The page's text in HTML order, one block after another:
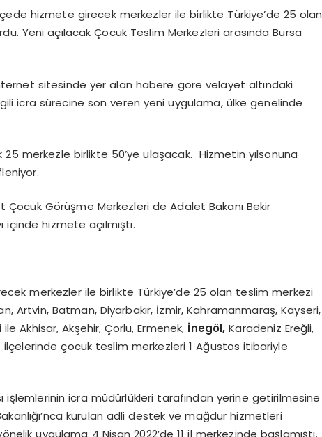
hizmete girecek merkezler ile birlikte Türkiye’de 25 olan
Yeni açılacak Çocuk Teslim Merkezleri arasında Bursa
sitesinde yer alan habere göre velayet altındaki
icra sürecine son veren yeni uygulama, ülke genelinde
25 merkezle birlikte 50’ye ulaşacak. Hizmetin yılsonuna
Görüşme Merkezleri de Adalet Bakanı Bekir
içinde hizmete açılmıştı.
merkezler ile birlikte Türkiye’de 25 olan teslim merkezi
Artvin, Batman, Diyarbakır, İzmir, Kahramanmaraş, Kayseri,
Akhisar, Akşehir, Çorlu, Ermenek, İnegöl,Karadeniz Ereğli,
ilçelerinde çocuk teslim merkezleri 1 Ağustos itibariyle
işlemlerinin icra müdürlükleri tarafından yerine getirilmesine
kurulan adli destek ve mağdur hizmetleri
uygulama 4 Nisan 2022’de 11 il merkezinde başlamıştı.